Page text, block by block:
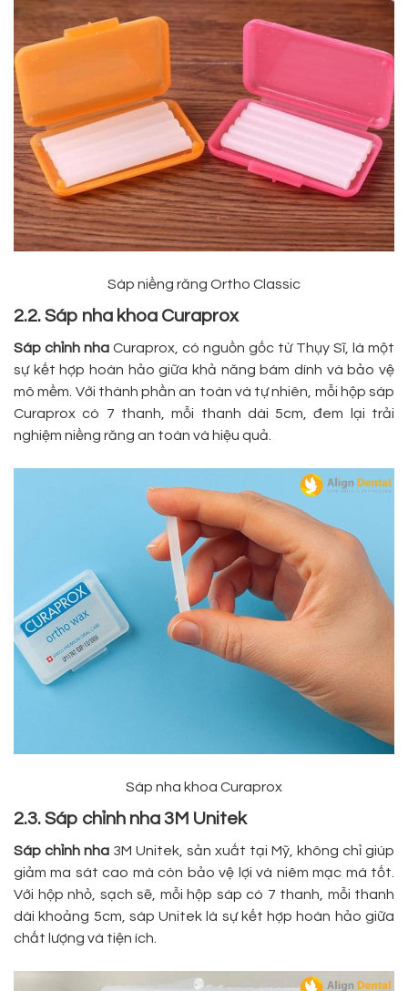
Sáp niềng răng Ortho Classic
2.2. Sáp nha khoa Curaprox
Sáp chỉnh nha Curaprox, có nguồn gốc từ Thụy Sĩ, là một
sự kết hợp hoàn hảo giữa khả năng bám dính và bảo vệ
mô mềm. Với thành phần an toàn và tự nhiên, mỗi hộp sáp
Curaprox có 7 thanh, mỗi thanh dài 5cm, đem lại trải
nghiệm niềng răng an toàn và hiệu quả.
Sáp nha khoa Curaprox
2.3. Sáp chỉnh nha 3M Unitek
Sáp chỉnh nha 3M Unitek, sản xuất tại Mỹ, không chỉ giúp
giảm ma sát cao mà còn bảo vệ lợi và niêm mạc má tốt.
Với hộp nhỏ, sạch sẽ, mỗi hộp sáp có 7 thanh, mỗi thanh
dài khoảng 5cm, sáp Unitek là sự kết hợp hoàn hảo giữa
chất lượng và tiện ích.